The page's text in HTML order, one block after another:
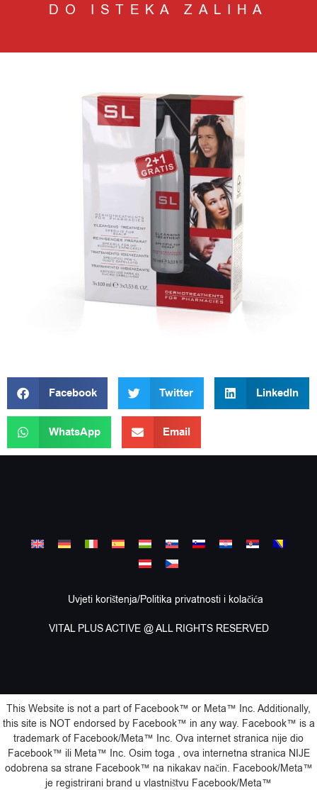
DO ISTEKA ZALIHA
Facebook Twitter LinkedIn
WhatsApp Email
Uvjeti korištenja/Politika privatnosti i kolačića
VITAL PLUS ACTIVE @ ALL RIGHTS RESERVED
This Website is not a part of Facebook™️ or Meta™️ Inc. Additionally,
this site is NOT endorsed by Facebook™️ in any way. Facebook™️ is a
trademark of Facebook/Meta™️ Inc. Ova internet stranica nije dio
Facebook™️ ili Meta™️ Inc. Osim toga , ova internetna stranica NIJE
odobrena sa strane Facebook™️ na nikakav način. Facebook/Meta™️
je registrirani brand u vlastništvu Facebook/Meta™️